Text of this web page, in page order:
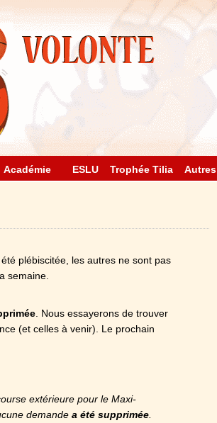
Académie ESLU Trophée Tilia Autres
plébiscitée, les autres ne sont pas
semaine.
. Nous essayerons de trouver
(et celles à venir). Le prochain
extérieure pour le Maxi-
demandea été supprimée